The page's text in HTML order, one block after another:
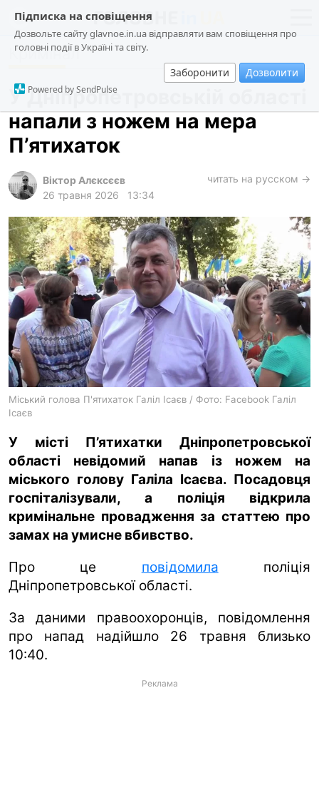
Підписка на сповіщення
Дозвольте сайту glavnoe.in.ua відправляти вам сповіщення про
головні події в Україні та світу.
Заборонити Дозволити
Powered by SendPulse
новини
про проєкт
суспільство
події
лонгріди
харків
архів
gambling
ua ru en
Кримінал
У Дніпропетровській області
напали з ножем на мера
П’ятихаток
Віктор Алєксєєв
26 травня 2026
13:34
читать на русском →
Міський голова П'ятихаток Галіл Ісаєв / Фото: Facebook Галіл
Ісаєв
У місті П’ятихатки Дніпропетровської
області невідомий напав із ножем на
міського голову Галіла Ісаєва. Посадовця
госпіталізували, а поліція відкрила
кримінальне провадження за статтею про
замах на умисне вбивство.
Про це повідомила поліція
Дніпропетровської області.
За даними правоохоронців, повідомлення
про напад надійшло 26 травня близько
10:40.
Реклама